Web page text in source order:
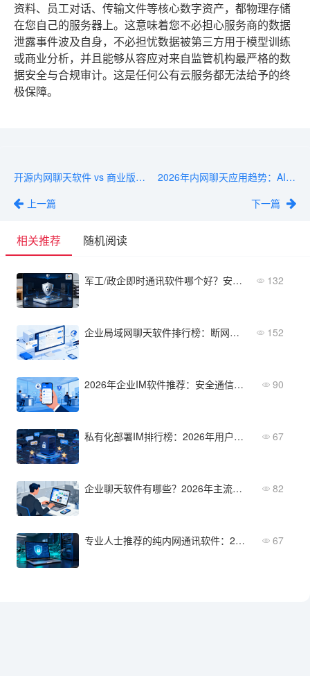
资料、员工对话、传输文件等核心数字资产，都物理存储
在您自己的服务器上。这意味着您不必担心服务商的数据
泄露事件波及自身，不必担忧数据被第三方用于模型训练
或商业分析，并且能够从容应对来自监管机构最严格的数
据安全与合规审计。这是任何公有云服务都无法给予的终
极保障。
开源内网聊天软件 vs 商业版：企业选型对比分析
上一篇
2026年内网聊天应用趋势：AI赋能与信创适配成新焦点
下一篇
相关推荐 随机阅读
军工/政企即时通讯软件哪个好？安全与信创是关键指标 132
企业局域网聊天软件排行榜：断网环境下的纯内网方案 152
2026年企业IM软件推荐：安全通信与合规之选 90
私有化部署IM排行榜：2026年用户口碑最好的方案 67
企业聊天软件有哪些？2026年主流产品盘点 82
专业人士推荐的纯内网通讯软件：2026年优选方案 67